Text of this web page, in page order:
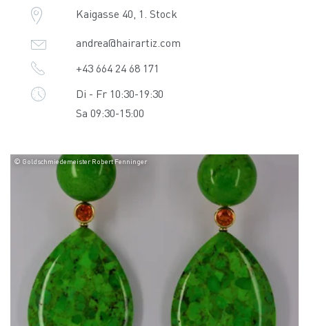
Kaigasse 40, 1. Stock
andrea@hairartiz.com
+43 664 24 68 171
Di - Fr 10:30-19:30
Sa 09:30-15:00
© Goldschmiedemeister Robert Fenninger